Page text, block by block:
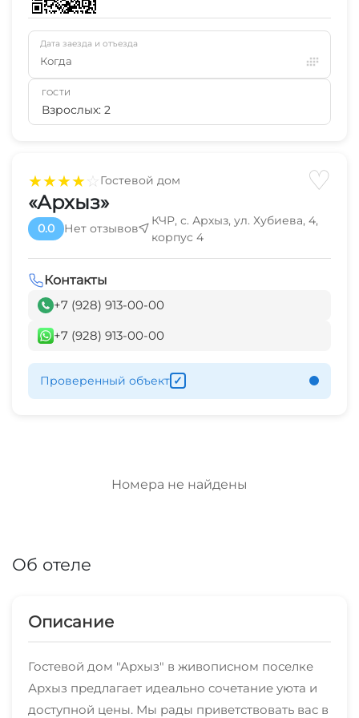
★★★★☆Гостевой дом ♡
«Архыз»
0.0 Нет отзывов
КЧР, с. Архыз, ул. Хубиева, 4,
корпус 4
Контакты
+7 (928) 913-00-00
+7 (928) 913-00-00
Проверенный объект ✓
Номера не найдены
Об отеле
Описание
Гостевой дом "Архыз" в живописном поселке
Архыз предлагает идеально сочетание уюта и
доступной цены. Мы рады приветствовать вас в
Дата заезда и отъезда
Когда
ГОСТИ
Взрослых: 2